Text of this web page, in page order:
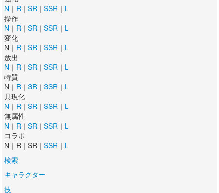
N ｜ R ｜ SR ｜ SSR ｜ L
操作
N ｜ R ｜ SR ｜ SSR ｜ L
変化
N｜ R ｜ SR ｜ SSR ｜ L
放出
N ｜ R ｜ SR ｜ SSR ｜ L
特質
N｜ R ｜ SR ｜ SSR ｜ L
具現化
N ｜ R ｜ SR ｜ SSR ｜ L
無属性
N ｜ R ｜ SR ｜ SSR ｜ L
コラボ
N｜R｜SR｜ SSR ｜ L
検索
キャラクター
技